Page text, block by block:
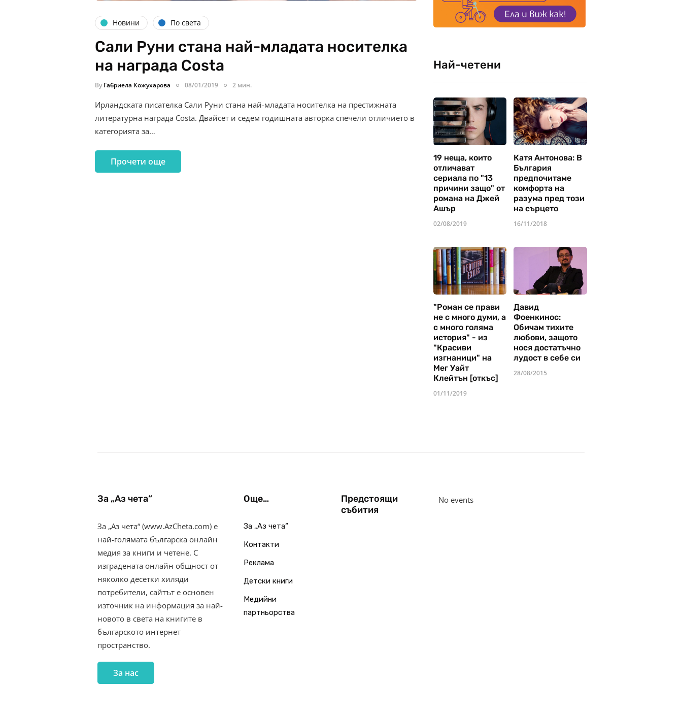
Новини По света
Сали Руни стана най-младата носителка
на награда Costa
By Габриела Кожухарова 08/01/2019 2 мин.
Ирландската писателка Сали Руни стана най-младата носителка на престижната
литературна награда Costa. Двайсет и седем годишната авторка спечели отличието в
категорията за…
Прочети още
Най-четени
19 неща, които
отличават
сериала по "13
причини защо" от
романа на Джей
Ашър
02/08/2019
Катя Антонова: В
България
предпочитаме
комфорта на
разума пред този
на сърцето
16/11/2018
"Роман се прави
не с много думи, а
с много голяма
история" - из
"Красиви
изгнаници" на
Мег Уайт
Клейтън [откъс]
01/11/2019
Давид
Фоенкинос:
Обичам тихите
любови, защото
нося достатъчно
лудост в себе си
28/08/2015
За „Аз чета“
За „Аз чета“ (www.AzCheta.com) е
най-голямата българска онлайн
медия за книги и четене. С
изградената онлайн общност от
няколко десетки хиляди
потребители, сайтът е основен
източник на информация за най-
новото в света на книгите в
българското интернет
пространство.
За нас
Още…
За „Аз чета“
Контакти
Реклама
Детски книги
Медийни
партньорства
Предстоящи
събития
No events